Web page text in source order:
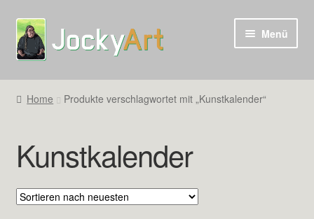
Zur
Navigation
springen
Zum
Inhalt
springen
Menü
Home Produkte verschlagwortet mit „Kunstkalender“
Kunstkalender